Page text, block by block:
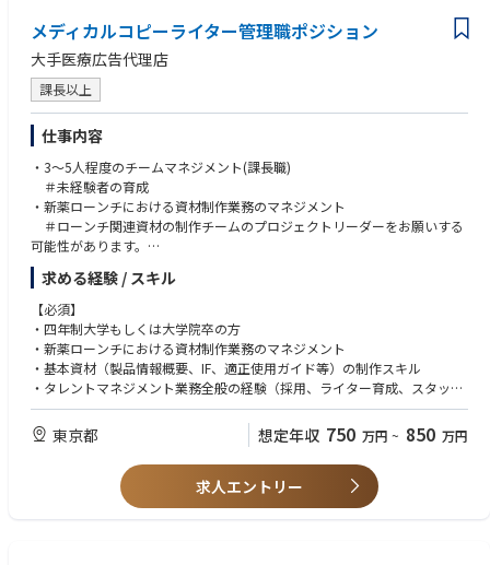
メディカルコピーライター管理職ポジション
大手医療広告代理店
課長以上
仕事内容
・3～5人程度のチームマネジメント(課長職)
＃未経験者の育成
・新薬ローンチにおける資材制作業務のマネジメント
＃ローンチ関連資材の制作チームのプロジェクトリーダーをお願いする
可能性があります。
・各種プロモーション資材の制作
求める経験 / スキル
【必須】
・四年制大学もしくは大学院卒の方
・新薬ローンチにおける資材制作業務のマネジメント
・基本資材（製品情報概要、IF、適正使用ガイド等）の制作スキル
・タレントマネジメント業務全般の経験（採用、ライター育成、スタッフ
評価など）
・メディカルライター歴7年以上（複数の会社での経験の場合は通算可）
・下記領域の新薬ローンチ経験
＃Oncology領域、自己免疫疾患領域、代謝・内分泌領域など
東京都 想定年収 750 万円 ~ 850 万円
求人エントリー